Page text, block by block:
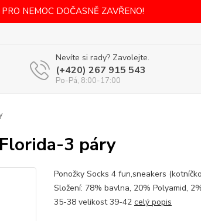
NEMOC DOČASNĚ ZAVŘENO!
Nevíte si rady? Zavolejte.
(+420) 267 915 543
Po-Pá, 8:00-17:00
3 páry
Ponožky Socks 4 fun,sneakers
Složení: 78% bavlna, 20% Polyamid,
35-38 velikost 39-42 celý popis